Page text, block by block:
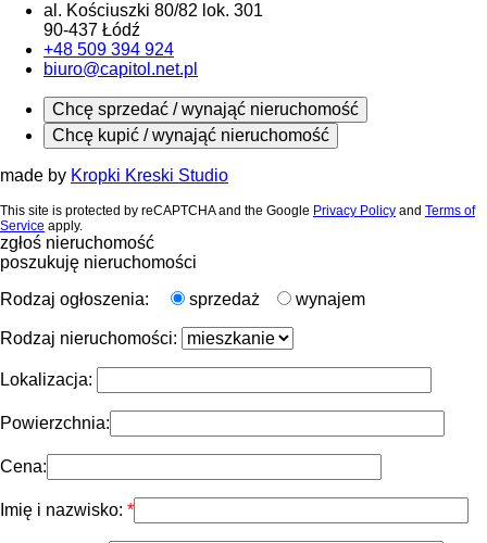
al. Kościuszki 80/82 lok. 301
90-437 Łódź
+48 509 394 924
biuro@capitol.net.pl
Chcę sprzedać / wynająć nieruchomość
Chcę kupić / wynająć nieruchomość
made by Kropki Kreski Studio
This site is protected by reCAPTCHA and the Google Privacy Policy and Terms of
Service apply.
zgłoś nieruchomość
poszukuję nieruchomości
Rodzaj ogłoszenia:
sprzedaż wynajem
Rodzaj nieruchomości:
Lokalizacja:
Powierzchnia:
Cena:
Imię i nazwisko: